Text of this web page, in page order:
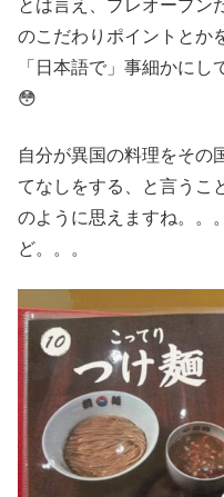
とは言え、プレオープン
のこだわりポイントとか
「日本語で」事細かにし
😳
自分が異国の料理をその
てなしをする、と言うこ
のように思えますね。。
ど。。。